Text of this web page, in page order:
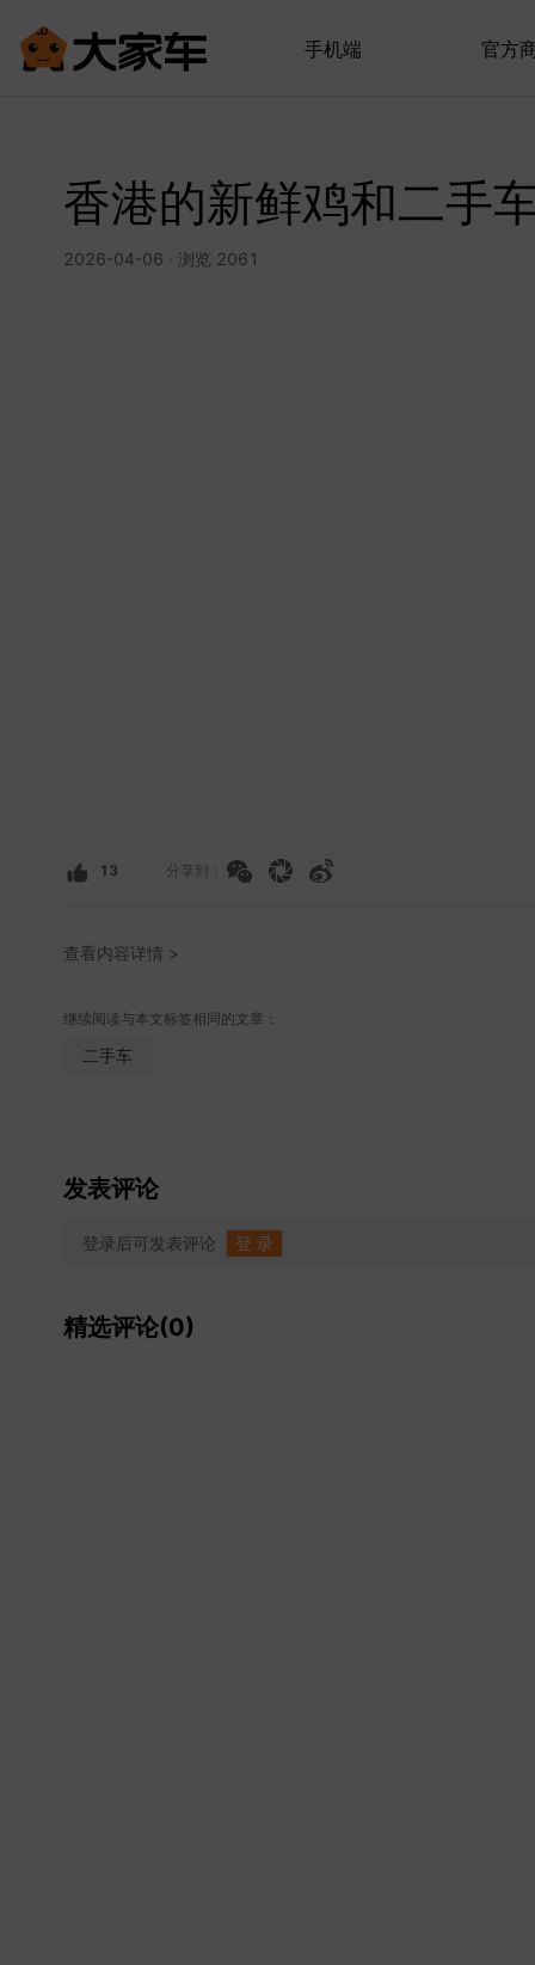
手机端 官方
香港的新鲜鸡和二手
2026-04-06 · 浏览 2061
13 分享到：
查看内容详情 >
继续阅读与本文标签相同的文章：
二手车
发表评论
登录后可发表评论 登 录
精选评论(0)